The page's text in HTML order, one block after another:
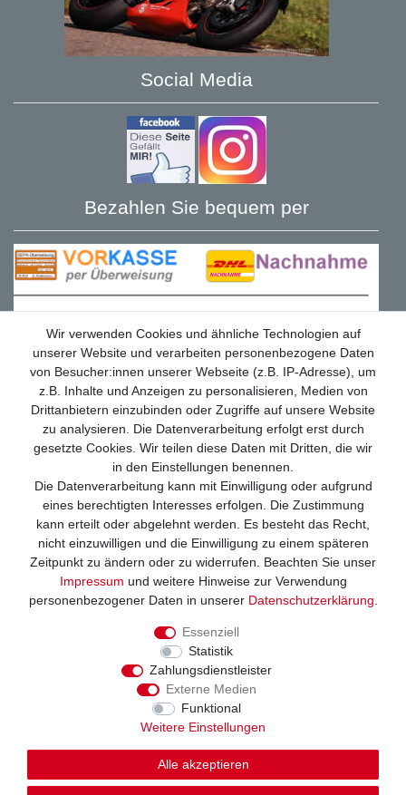
Social Media
Bezahlen Sie bequem per
Wir versenden mit
© Copyright 2026. Alle Rechte vorbehalten
Wir verwenden Cookies und ähnliche Technologien auf
unserer Website und verarbeiten personenbezogene Daten
von Besucher:innen unserer Webseite (z.B. IP-Adresse), um
z.B. Inhalte und Anzeigen zu personalisieren, Medien von
Drittanbietern einzubinden oder Zugriffe auf unsere Website
zu analysieren. Die Datenverarbeitung erfolgt erst durch
gesetzte Cookies. Wir teilen diese Daten mit Dritten, die wir
in den Einstellungen benennen.
Die Datenverarbeitung kann mit Einwilligung oder aufgrund
eines berechtigten Interesses erfolgen. Die Zustimmung
kann erteilt oder abgelehnt werden. Es besteht das Recht,
nicht einzuwilligen und die Einwilligung zu einem späteren
Zeitpunkt zu ändern oder zu widerrufen. Beachten Sie unser
Impressum und weitere Hinweise zur Verwendung
personenbezogener Daten in unserer Daten­schutz­erklärung
Essenziell
Statistik
Zahlungsdienstleister
Externe Medien
Funktional
Weitere Einstellungen
Alle akzeptieren